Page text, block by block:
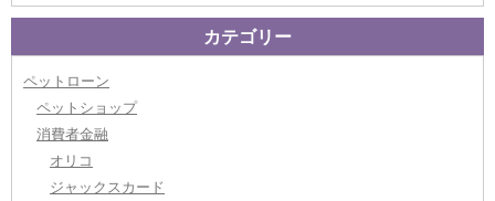
カテゴリー
ペットローン
ペットショップ
消費者金融
オリコ
ジャックスカード